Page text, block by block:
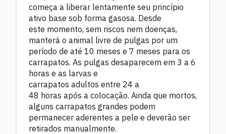
começa a liberar lentamente seu princípio
ativo base sob forma gasosa. Desde
este momento, sem riscos nem doenças,
manterá o animal livre de pulgas por um
período de até 10 meses e 7 meses para os
carrapatos. As pulgas desaparecem em 3 a 6
horas e as larvas e
carrapatos adultos entre 24 a
48 horas após a colocação. Ainda que mortos,
alguns carrapatos grandes podem
permanecer aderentes a pele e deverão ser
retirados manualmente.